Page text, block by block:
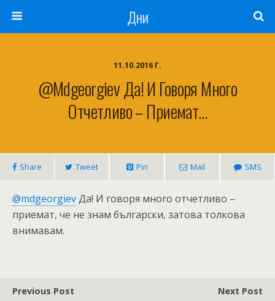
Дни
11.10.2016 Г.
@mdgeorgiev Да! И Говоря Много
Отчетливо – Приемат…
Share Tweet Pin Mail SMS
@mdgeorgievДа! И говоря много отчетливо –
приемат, че не знам български, затова толкова
внимавам.
Previous Post
Next Post